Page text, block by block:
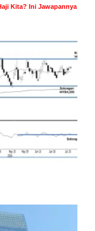
Kita? Ini Jawapannya